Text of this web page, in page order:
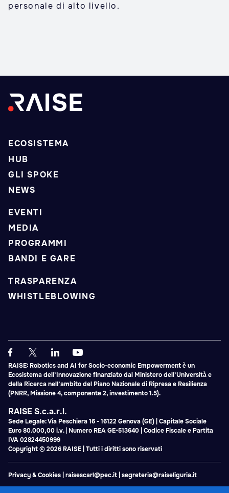
personale di alto livello.
ECOSISTEMA
HUB
GLI SPOKE
NEWS
EVENTI
MEDIA
PROGRAMMI
BANDI E GARE
TRASPARENZA
WHISTLEBLOWING
RAISE: Robotics and AI for Socio-economic Empowerment è un
Ecosistema dell’Innovazione finanziato dal Ministero dell’Università e
della Ricerca nell’ambito del Piano Nazionale di Ripresa e Resilienza
(PNRR, Missione 4, componente 2, investimento 1.5).
RAISE S.c.a.r.l.
Sede Legale: Via Peschiera 16 - 16122 Genova (GE) | Capitale Sociale
Euro 80.000,00 i.v. | Numero REA GE-513640 | Codice Fiscale e Partita
IVA 02824450999
Copyright © 2026 RAISE | Tutti i diritti sono riservati
Privacy & Cookies raisescarl@pec.it segreteria@raiseliguria.it